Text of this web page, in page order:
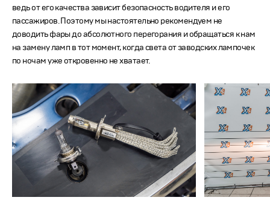
ведь от его качества зависит безопасность водителя и его
пассажиров. Поэтому мы настоятельно рекомендуем не
доводить фары до абсолютного перегорания и обращаться к нам
на замену ламп в тот момент, когда света от заводских лампочек
по ночам уже откровенно не хватает.